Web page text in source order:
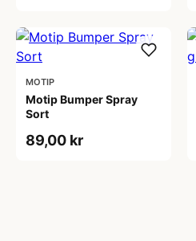
MOTIP
Motip Bumper Spray
Sort
89,00 kr